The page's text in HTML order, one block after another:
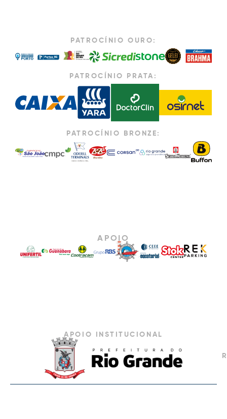
PATROCÍNIO OURO:
PATROCÍNIO PRATA:
PATROCÍNIO BRONZE:
APOIO
APOIO INSTITUCIONAL